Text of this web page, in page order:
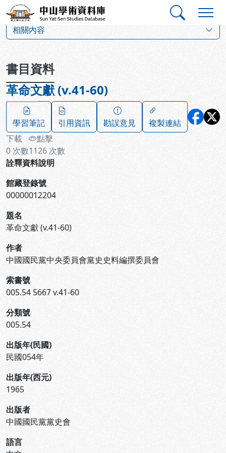
跳到主要內容
中山學術資料庫
相關內容
書目資料
革命文獻 (v.41-60)
學習筆記 引用資訊 勘誤意見
複製連結
下載
0 次數
點擊
1126 次數
詮釋資料說明
館藏登錄號
00000012204
題名
革命文獻 (v.41-60)
作者
中國國民黨中央委員會黨史史料編撰委員會
索書號
005.54 5667 v.41-60
分類號
005.54
出版年(民國)
民國054年
出版年(西元)
1965
出版者
中國國民黨黨史會
語言